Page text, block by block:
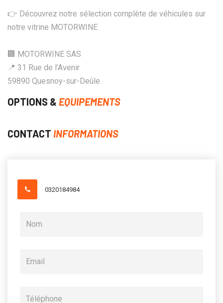
👉 Découvrez notre sélection complète de véhicules sur
notre vitrine MOTORWINE
🏢 MOTORWINE SAS
📍 31 Rue de l’Avenir
59890 Quesnoy-sur-Deûle
OPTIONS & EQUIPEMENTS
CONTACT INFORMATIONS
0320184984